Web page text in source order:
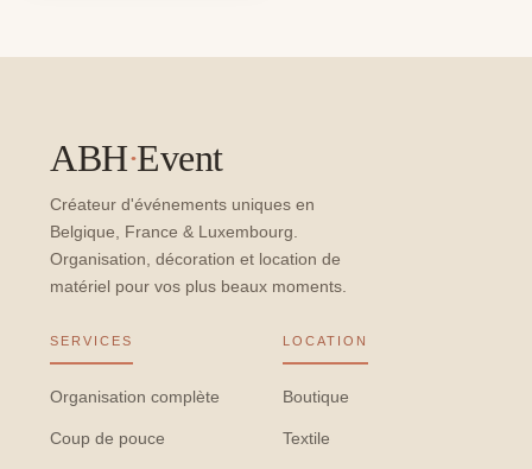
ABH·Event
Créateur d'événements uniques en
Belgique, France & Luxembourg.
Organisation, décoration et location de
matériel pour vos plus beaux moments.
SERVICES
Organisation complète
Coup de pouce
LOCATION
Boutique
Textile